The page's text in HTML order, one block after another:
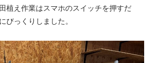
植え作業はスマホのスイッチを押すだ
びっくりしました。